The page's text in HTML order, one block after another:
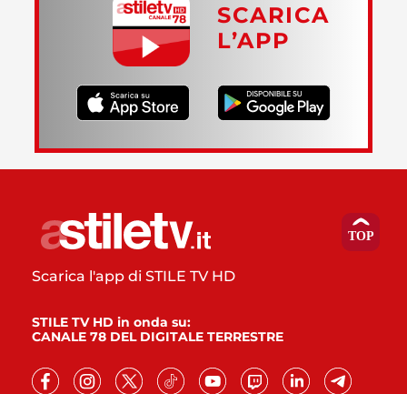
SCARICA
L’APP
Scarica l'app di STILE TV HD
STILE TV HD in onda su:
CANALE 78 DEL DIGITALE TERRESTRE